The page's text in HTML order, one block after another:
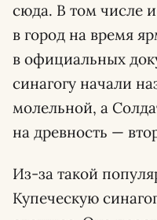
сюда. В том числе
в город на время
в официальных
синагогу начали
молельной, а
на древность —
Из-за такой
Купеческую